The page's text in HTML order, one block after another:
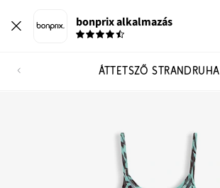
bonprix alkalmazás
ÁTTETSZŐ STRANDRUHA